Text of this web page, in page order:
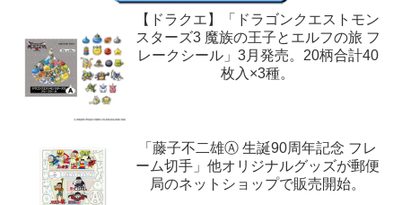
【ドラクエ】「ドラゴンクエストモン
スターズ3 魔族の王子とエルフの旅 フ
レークシール」3月発売。20柄合計40
枚入×3種。
「藤子不二雄Ⓐ 生誕90周年記念 フレ
ーム切手」他オリジナルグッズが郵便
局のネットショップで販売開始。